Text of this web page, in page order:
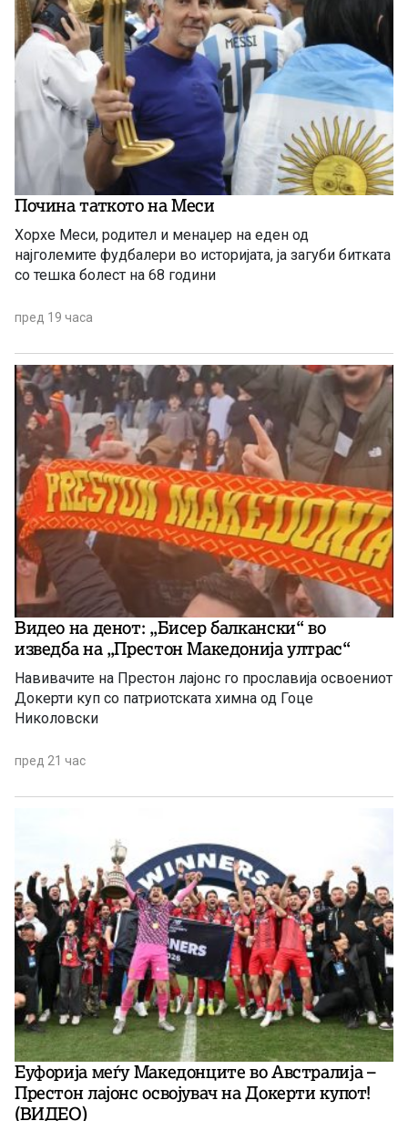
Почина таткото на Меси
Хорхе Меси, родител и менаџер на еден од
најголемите фудбалери во историјата, ја загуби битката
со тешка болест на 68 години
пред 19 часа
Видео на денот: „Бисер балкански“ во
изведба на „Престон Македонија ултрас“
Навивачите на Престон лајонс го прославија освоениот
Докерти куп со патриотската химна од Гоце
Николовски
пред 21 час
Еуфорија меѓу Македонците во Австралија –
Престон лајонс освојувач на Докерти купот!
(ВИДЕО)